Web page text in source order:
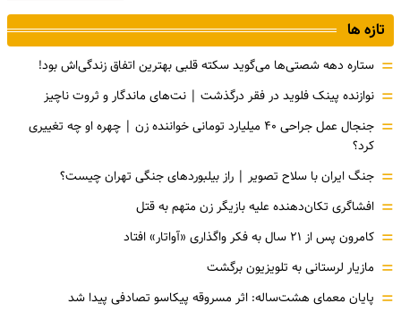
تازه ها
= ستاره دهه شصتی‌ها می‌گوید سکته قلبی بهترین اتفاق زندگی‌اش بود!
= نوازنده پینک فلوید در فقر درگذشت | نت‌های ماندگار و ثروت ناچیز
=
جنجال عمل جراحی ۴۰ میلیارد تومانی خواننده زن | چهره او چه تغییری
کرد؟
= جنگ ایران با سلاح تصویر | راز بیلبوردهای جنگی تهران چیست؟
= افشاگری‌ تکان‌دهنده علیه بازیگر زن متهم به قتل
= کامرون پس از ۲۱ سال به فکر واگذاری «آواتار» افتاد
= مازیار لرستانی به تلویزیون برگشت
= پایان معمای هشت‌ساله: اثر مسروقه پیکاسو تصادفی پیدا شد